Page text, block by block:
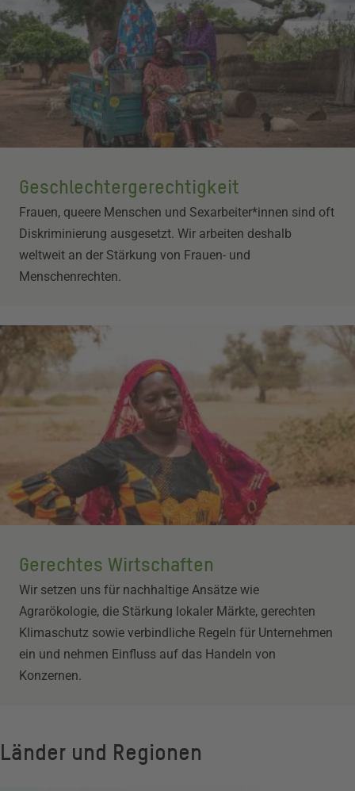
Geschlechter­gerechtigkeit
Frauen, queere Menschen und Sexarbeiter*innen sind oft
Diskriminierung ausgesetzt. Wir arbeiten deshalb
weltweit an der Stärkung von Frauen- und
Menschenrechten.
Gerechtes Wirtschaften
Wir setzen uns für nachhaltige Ansätze wie
Agrarökologie, die Stärkung lokaler Märkte, gerechten
Klimaschutz sowie verbindliche Regeln für Unternehmen
ein und nehmen Einfluss auf das Handeln von
Konzernen.
Länder und Regionen